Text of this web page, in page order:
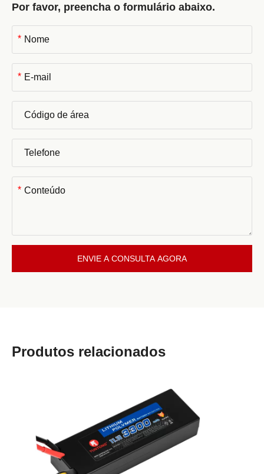
Por favor, preencha o formulário abaixo.
*
*
*
ENVIE A CONSULTA AGORA
Produtos relacionados